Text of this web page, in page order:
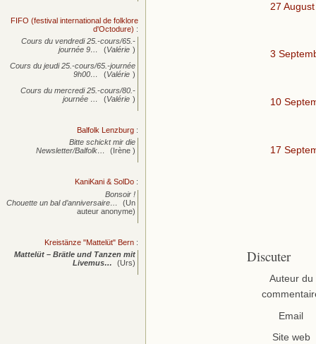
27
3
10
17
Discuter
Auteur du
Email
Site web
FIFO (festival international de folklore
d'Octodure) :
Cours du vendredi 25.-cours/65.-
journée 9… (Valérie )
Cours du jeudi 25.-cours/65.-journée
9h00…
(Valérie )
Cours du mercredi 25.-cours/80.-
journée … (Valérie )
Balfolk Lenzburg :
Bitte schickt mir die
Newsletter/Balfolk…
(Irène )
KaniKani & SolDo :
Bonsoir !
Chouette un bal d’anniversaire…
(Un
auteur anonyme)
Kreistänze "Mattelüt" Bern :
Mattelüt – Brätle und Tanzen mit
Livemus…
(Urs)